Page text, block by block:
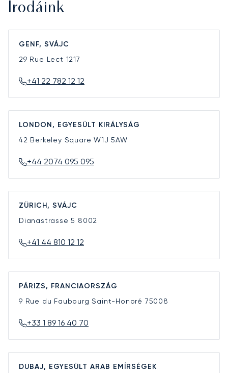
Irodáink
GENF, SVÁJC
29 Rue Lect 1217
+41 22 782 12 12
LONDON, EGYESÜLT KIRÁLYSÁG
42 Berkeley SquareW1J 5AW
+44 2074 095 095
ZÜRICH, SVÁJC
Dianastrasse 5 8002
+41 44 810 12 12
PÁRIZS, FRANCIAORSZÁG
9 Rue du Faubourg Saint-Honoré 75008
+33 1 89 16 40 70
DUBAJ, EGYESÜLT ARAB EMÍRSÉGEK